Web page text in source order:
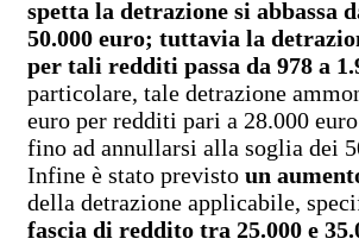
spetta la detrazione si abbassa
50.000 euro; tuttavia la
per tali redditi passa da 978 a
particolare, tale detrazione
euro per redditi pari a 28.000
fino ad annullarsi alla soglia dei
Infine è stato previsto un
della detrazione applicabile,
fascia di reddito tra 25.000 e